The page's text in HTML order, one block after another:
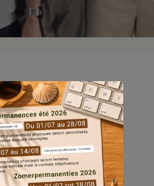
van de eindejaarsfeesten
een creatieve wedstrijd
voor onze huurders rond het
we de magie van de
hebben enthousiast en met
deelgenomen. Kleurrijke